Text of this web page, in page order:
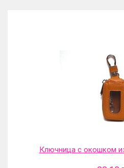
Ключница с окошком